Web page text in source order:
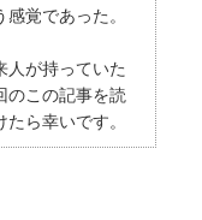
覚であった。
人が持っていた
のこの記事を読
ら幸いです。